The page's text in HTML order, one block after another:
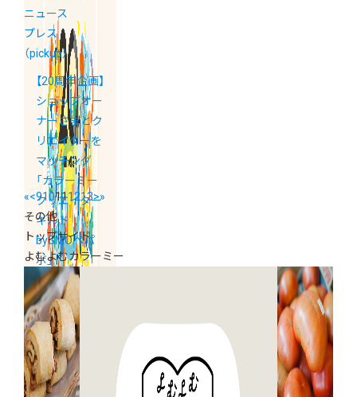
ニュース
プレス
（pickup）
【20周年企画】
ショップオー
ナーさまとク
リエイターを
マッチング
「カラーミー
クリエイター
ギルド
byGMOペパ
ボ」
«<910111213>»
その他
トップサイド
よむよむカラーミー